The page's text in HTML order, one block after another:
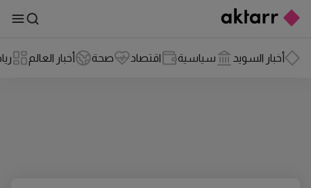
أخبار السويد سياسية اقتصاد صحة أخبار العالم